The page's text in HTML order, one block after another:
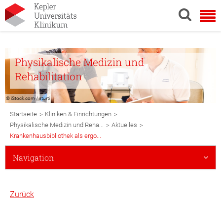
Physikalische Medizin und
Rehabilitation
© iStock.com / sturti
Breadcrumb
Navigation
Startseite > Kliniken & Einrichtungen >
Physikalische Medizin und Reha... > Aktuelles >
Krankenhausbibliothek als ergo...
Subnavigation
Mobile
Navigation
Zurück